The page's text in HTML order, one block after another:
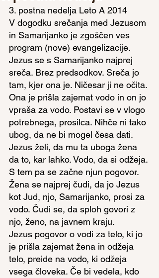
3. postna nedelja Leto A 2014
V dogodku srečanja med Jezusom
in Samarijanko je zgoščen ves
program (nove) evangelizacije.
Jezus se s Samarijanko najprej
sreča. Brez predsodkov. Sreča jo
tam, kjer ona je. Ničesar ji ne očita.
Ona je prišla zajemat vodo in on jo
vpraša za vodo. Postavi se v vlogo
potrebnega, prosilca. Nihče ni tako
ubog, da ne bi mogel česa dati.
Jezus želi, da mu ta uboga žena
da to, kar lahko. Vodo, da si odžeja.
S tem pa se začne njun pogovor.
Žena se najprej čudi, da jo Jezus
kot Jud, njo, Samarijanko, prosi za
vodo. Čudi se, da sploh govori z
njo, ženo, na javnem kraju.
Jezus pogovor o vodi za telo, ki jo
je prišla zajemat žena in odžeja
telo, preide na vodo, ki odžeja
vsega človeka. Če bi vedela, kdo